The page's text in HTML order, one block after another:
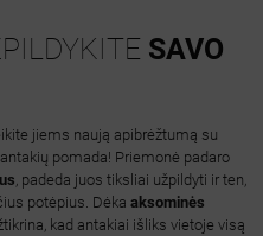
SAVO
jiems naują apibrėžtumą su
pomada! Priemonė padaro
, padeda juos tiksliai užpildyti ir ten,
potėpius. Dėka aksominės
kad antakiai išliks vietoje visą